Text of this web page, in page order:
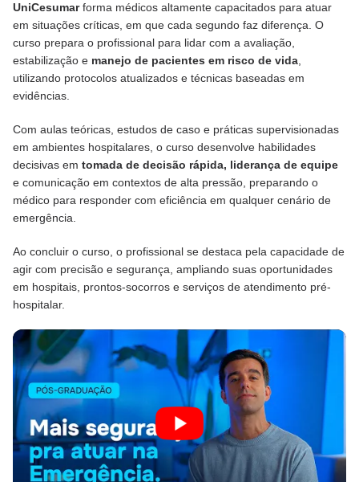
UniCesumarforma médicos altamente capacitados para atuar
em situações críticas, em que cada segundo faz diferença. O
curso prepara o profissional para lidar com a avaliação,
estabilização e manejo de pacientes em risco de vida
utilizando protocolos atualizados e técnicas baseadas em
evidências.
Com aulas teóricas, estudos de caso e práticas supervisionadas
em ambientes hospitalares, o curso desenvolve habilidades
decisivas em tomada de decisão rápida, liderança de equipe
e comunicação em contextos de alta pressão, preparando o
médico para responder com eficiência em qualquer cenário de
emergência.
Ao concluir o curso, o profissional se destaca pela capacidade de
agir com precisão e segurança, ampliando suas oportunidades
em hospitais, prontos-socorros e serviços de atendimento pré-
hospitalar.